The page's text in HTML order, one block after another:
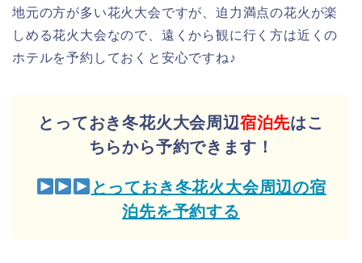
地元の方が多い花火大会ですが、迫力満点の花火が楽
しめる花火大会なので、遠くから観に行く方は近くの
ホテルを予約しておくと安心ですね♪
とっておき冬花火大会周辺宿泊先はこ
ちらから予約できます！
とっておき冬花火大会周辺の宿
泊先を予約する